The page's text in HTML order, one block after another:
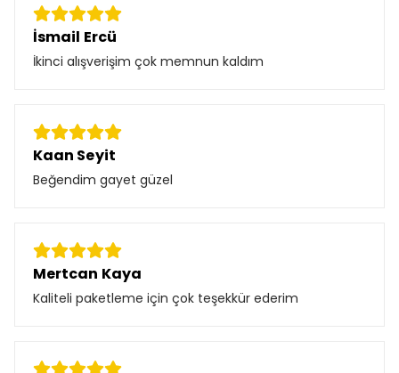
İsmail Ercü
İkinci alışverişim çok memnun kaldım
Kaan Seyit
Beğendim gayet güzel
Mertcan Kaya
Kaliteli paketleme için çok teşekkür ederim